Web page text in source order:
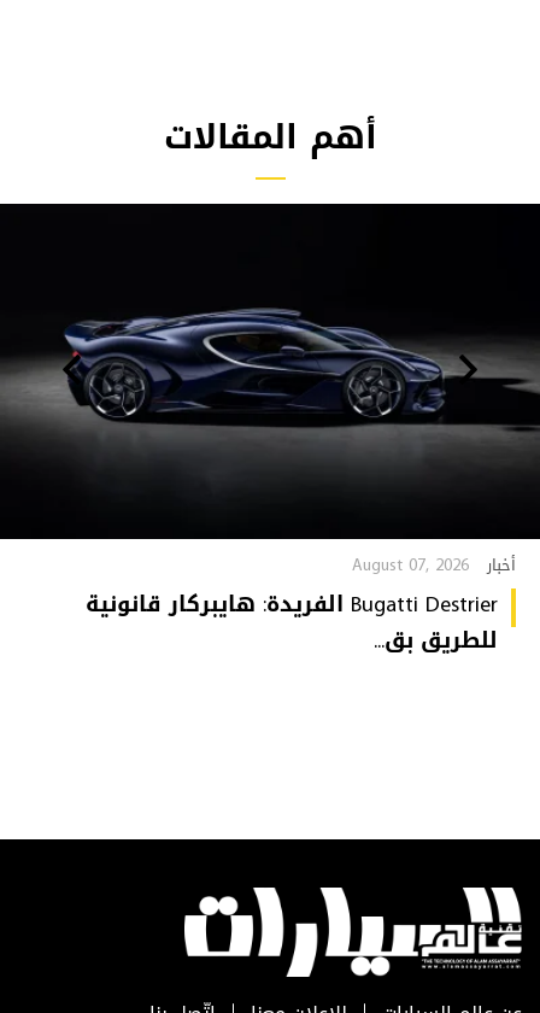
أهم المقالات
أخبار August 07, 2026
Bugatti Destrier الفريدة: هايبركار قانونية
للطريق بق...